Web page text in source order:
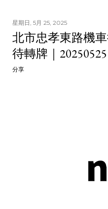
星期日, 5月 25, 2025
北市忠孝東路機
待轉牌｜
分享